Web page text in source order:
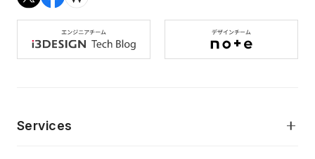
Services